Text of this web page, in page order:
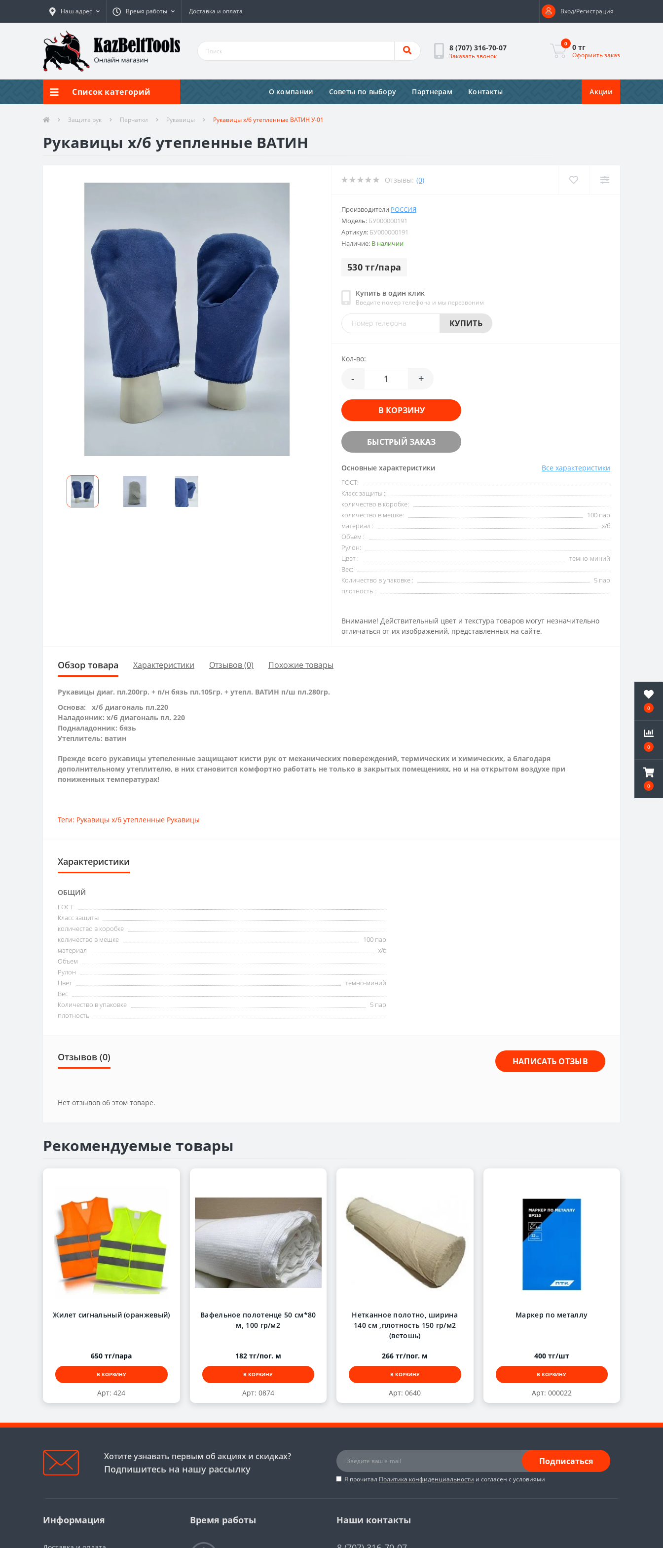
0
0
0
Наш адрес Время работы Доставка и оплата Вход/Регистрация
8 (707) 316-70-07
Заказать звонок
0 0 тг
Оформить заказ
Список категорий О компании Советы по выбору Партнерам Контакты Акции
Защита рук Перчатки Рукавицы Рукавицы х/б утепленные ВАТИН У-01
Рукавицы х/б утепленные ВАТИН
Отзывы: (0)
Производители РОССИЯ
Модель: БУ000000191
Артикул: БУ000000191
Наличие: В наличии
530 тг/пара
Купить в один клик
Введите номер телефона и мы перезвоним
КУПИТЬ
Кол-во:
- +
В КОРЗИНУ
БЫСТРЫЙ ЗАКАЗ
Основные характеристики Все характеристики
ГОСТ:
Класс защиты :
количество в коробке:
количество в мешке:
100 пар
материал :
х/б
Объем :
Рулон:
Цвет :
темно-миний
Вес:
Количество в упаковке :
5 пар
плотность :
Внимание! Действительный цвет и текстура товаров могут незначительно
отличаться от их изображений, представленных на сайте.
Обзор товара Характеристики Отзывов (0) Похожие товары
Рукавицы диаг. пл.200гр. + п/н бязь пл.105гр. + утепл. ВАТИН п/ш пл.280гр.
Основа: х/б диагональ пл.220
Наладонник: х/б диагональ пл. 220
Подналадонник: бязь
Утеплитель: ватин
Прежде всего рукавицы утепеленные защищают кисти рук от механических повереждений, термических и химических, а благодаря
дополнительному утеплителю, в них становится комфортно работать не только в закрытых помещениях, но и на открытом воздухе при
пониженных температурах!
Теги: Рукавицы х/б утепленные Рукавицы
Характеристики
ОБЩИЙ
ГОСТ
Класс защиты
количество в коробке
количество в мешке
100 пар
материал
х/б
Объем
Рулон
Цвет
темно-миний
Вес
Количество в упаковке
5 пар
плотность
Отзывов (0) НАПИСАТЬ ОТЗЫВ
Нет отзывов об этом товаре.
Рекомендуемые товары
Арт: 424
Жилет сигнальный (оранжевый)
650 тг/пара
В КОРЗИНУ
Арт: 0874
Вафельное полотенце 50 см*80
м, 100 гр/м2
182 тг/пог. м
В КОРЗИНУ
Арт: 0640
Нетканное полотно, ширина
140 см ,плотность 150 гр/м2
(ветошь)
266 тг/пог. м
В КОРЗИНУ
Арт: 000022
Маркер по металлу
400 тг/шт
В КОРЗИНУ
Хотите узнавать первым об акциях и скидках?
Подпишитесь на нашу рассылку
Подписаться
Я прочитал Политика конфиденциальности и согласен с условиями
Информация Время работы Наши контакты